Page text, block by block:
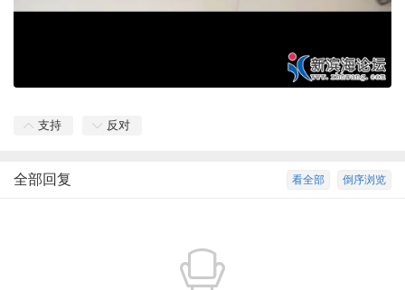
支持 反对
倒序浏览
看全部
全部回复